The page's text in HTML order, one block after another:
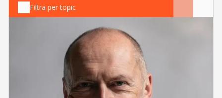
Filtra per topic